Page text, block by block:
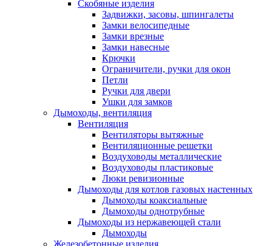
Скобяные изделия
Задвижки, засовы, шпингалеты
Замки велосипедные
Замки врезные
Замки навесные
Крючки
Ограничители, ручки для окон
Петли
Ручки для двери
Ушки для замков
Дымоходы, вентиляция
Вентиляция
Вентиляторы вытяжные
Вентиляционные решетки
Воздуховоды металлические
Воздуховоды пластиковые
Люки ревизионные
Дымоходы для котлов газовых настенных
Дымоходы коаксиальные
Дымоходы однотрубные
Дымоходы из нержавеющей стали
Дымоходы
Железобетонные изделия